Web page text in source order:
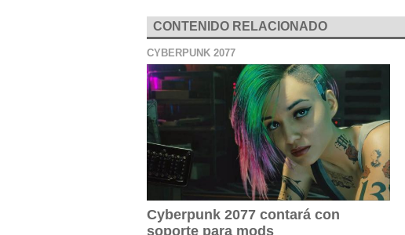
CONTENIDO RELACIONADO
CYBERPUNK 2077
Cyberpunk 2077 contará con
soporte para mods